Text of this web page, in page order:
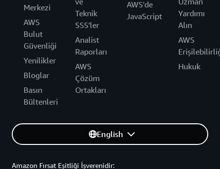
Merkezi
AWS
Bulut
Güvenliği
Yenilikler
Bloglar
Basın
Bültenleri
Teknik
SSS'ler
Analist
Raporları
AWS
Çözüm
Ortakları
AWS'de
JavaScript
Yardımı
Alın
AWS
Hukuk
English
Amazon Fırsat Eşitliği İşverenidir: